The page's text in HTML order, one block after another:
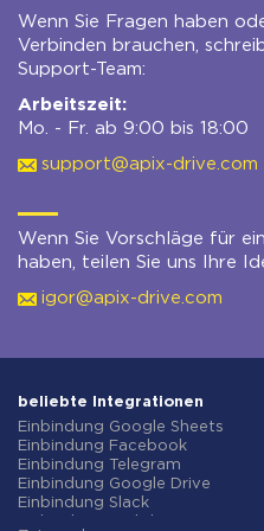
Wenn Sie Fragen haben
Verbinden brauchen,
Support-Team:
Arbeitszeit:
Mo. - Fr. ab 9:00 bis 18:00
support@apix-drive.com
Wenn Sie Vorschläge für
haben, teilen Sie uns Ihre
igor@apix-drive.com
beliebte Integrationen
Einbindung Google Sheets
Einbindung Facebook
Einbindung Telegram
Einbindung Google Drive
Einbindung Slack